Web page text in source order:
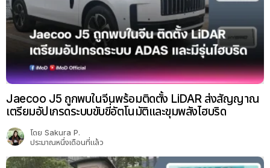
Jaecoo J5 ถูกพบในจีนพร้อมติดตั้ง LiDAR ส่งสัญญาณ
เตรียมอัปเกรดระบบขับขี่อัตโนมัติและขุมพลังไฮบริด
โดย Sakura P.
ประมาณหนึ่งเดือนที่แล้ว